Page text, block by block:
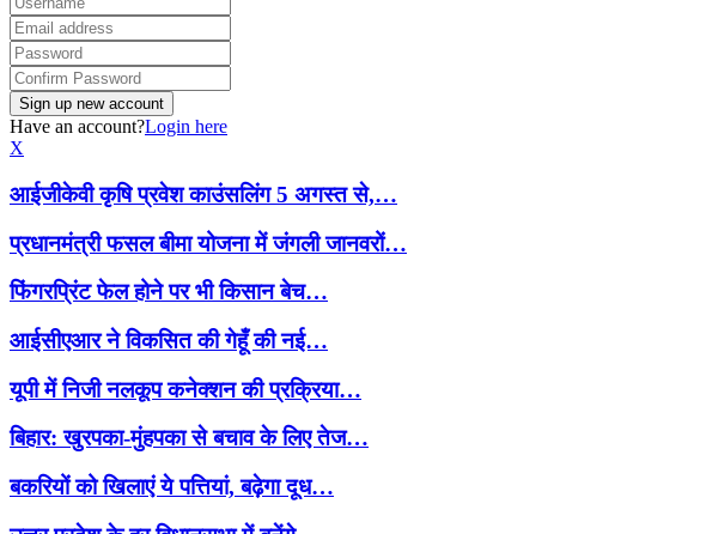
Have an account?Login here
X
आईजीकेवी कृषि प्रवेश काउंसलिंग 5 अगस्त से,…
प्रधानमंत्री फसल बीमा योजना में जंगली जानवरों…
फिंगरप्रिंट फेल होने पर भी किसान बेच…
आईसीएआर ने विकसित की गेहूँ की नई…
यूपी में निजी नलकूप कनेक्शन की प्रक्रिया…
बिहार: खुरपका-मुंहपका से बचाव के लिए तेज…
बकरियों को खिलाएं ये पत्तियां, बढ़ेगा दूध…